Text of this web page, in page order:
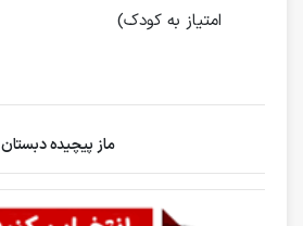
امتیاز به کودک)
ماز پیچیده دبستان